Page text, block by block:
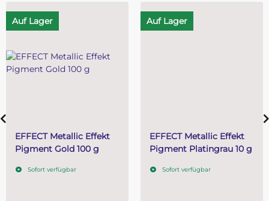
Auf Lager
EFFECT Metallic Effekt
Pigment Gold 100 g
Sofort verfügbar
Auf Lager
EFFECT Metallic Effekt
Pigment Platingrau 10 g
Sofort verfügbar